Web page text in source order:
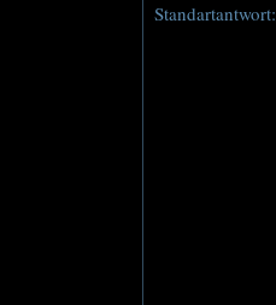
Standartantwort: